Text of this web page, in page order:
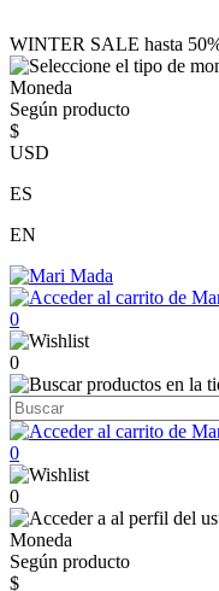
WINTER SALE hasta
Moneda
Según producto
$
USD
ES
EN
0
0
0
0
Moneda
Según producto
$